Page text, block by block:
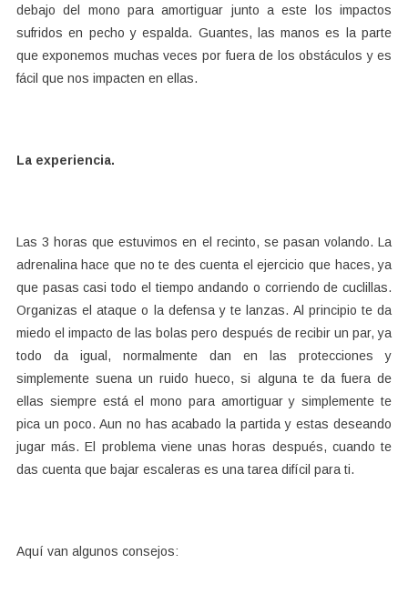
debajo del mono para amortiguar junto a este los impactos
sufridos en pecho y espalda. Guantes, las manos es la parte
que exponemos muchas veces por fuera de los obstáculos y es
fácil que nos impacten en ellas.
La experiencia.
Las 3 horas que estuvimos en el recinto, se pasan volando. La
adrenalina hace que no te des cuenta el ejercicio que haces, ya
que pasas casi todo el tiempo andando o corriendo de cuclillas.
Organizas el ataque o la defensa y te lanzas. Al principio te da
miedo el impacto de las bolas pero después de recibir un par, ya
todo da igual, normalmente dan en las protecciones y
simplemente suena un ruido hueco, si alguna te da fuera de
ellas siempre está el mono para amortiguar y simplemente te
pica un poco. Aun no has acabado la partida y estas deseando
jugar más. El problema viene unas horas después, cuando te
das cuenta que bajar escaleras es una tarea difícil para ti.
Aquí van algunos consejos: